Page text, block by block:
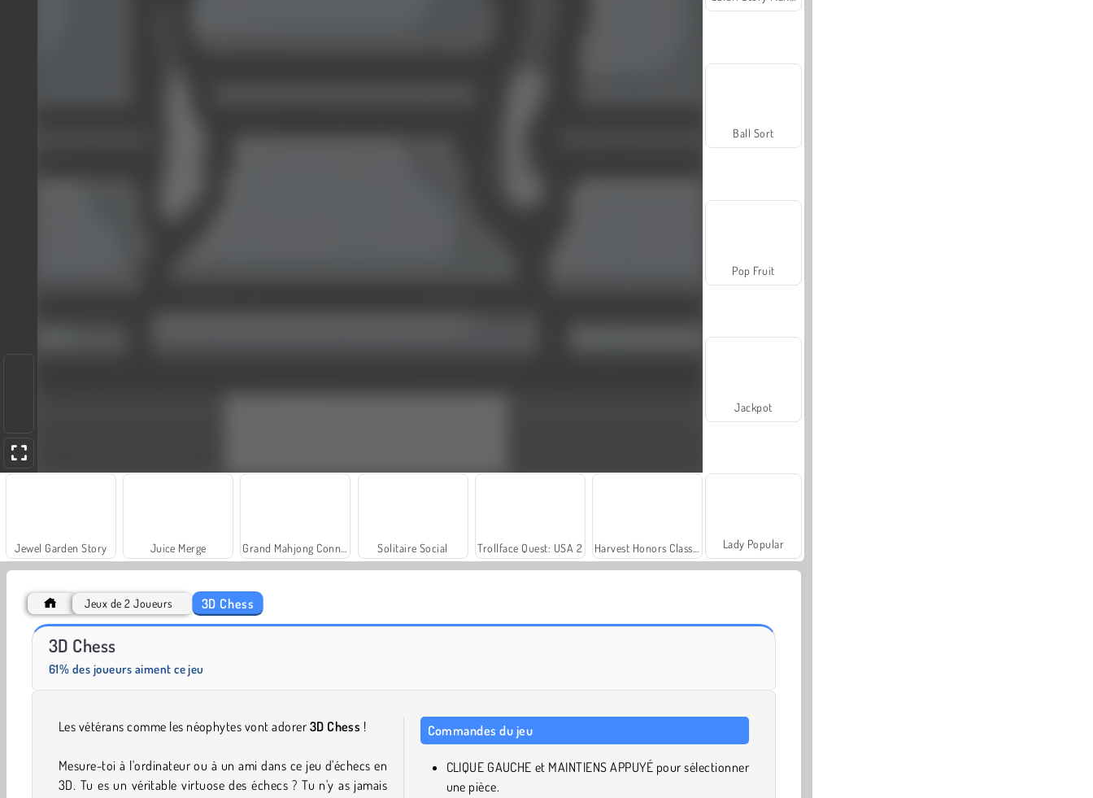
Jewel Garden Story Juice Merge Solitaire Social Trollface Quest: USA 2
Ball Sort
Pop Fruit
Jackpot
Lady Popular
Jeux de 2 Joueurs 3D Chess
3D Chess
61% des joueurs aiment ce jeu
Les vétérans comme les néophytes vont adorer 3D Chess !
Mesure-toi à l'ordinateur ou à un ami dans ce jeu d'échecs en
3D. Tu es un véritable virtuose des échecs ? Tu n'y as jamais
Commandes du jeu
CLIQUE GAUCHE et MAINTIENS APPUYÉ pour sélectionner
une pièce.